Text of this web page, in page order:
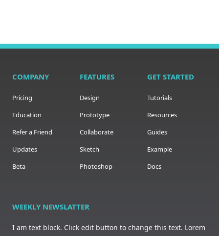
COMPANY
Pricing
Education
Refer a Friend
Updates
Beta
FEATURES
Design
Prototype
Collaborate
Sketch
Photoshop
GET STARTED
Tutorials
Resources
Guides
Example
Docs
WEEKLY NEWSLATTER
I am text block. Click edit button to change this text. Lorem